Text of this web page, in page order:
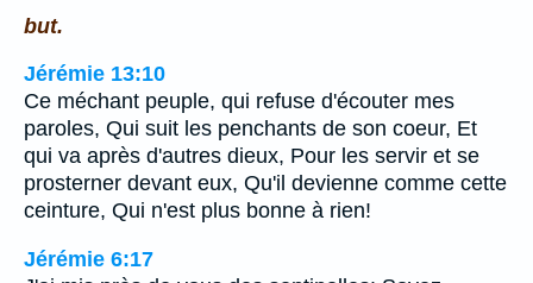
but.
Jérémie 13:10
Ce méchant peuple, qui refuse d'écouter mes
paroles, Qui suit les penchants de son coeur, Et
qui va après d'autres dieux, Pour les servir et se
prosterner devant eux, Qu'il devienne comme cette
ceinture, Qui n'est plus bonne à rien!
Jérémie 6:17